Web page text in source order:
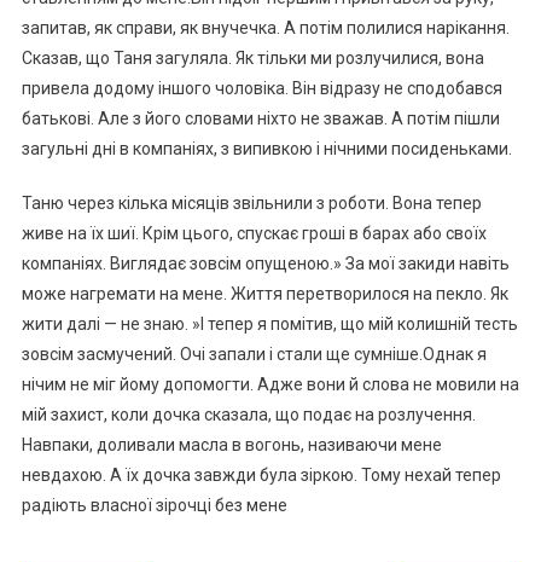
запитав, як справи, як внучечка. А потім полилися нарікання.
Сказав, що Таня загуляла. Як тільки ми розлучилися, вона
привела додому іншого чоловіка. Він відразу не сподобався
батькові. Але з його словами ніхто не зважав. А потім пішли
загульні дні в компаніях, з випивкою і нічними посиденьками.
Таню через кілька місяців звільнили з роботи. Вона тепер
живе на їх шиї. Крім цього, спускає гроші в барах або своїх
компаніях. Виглядає зовсім опущеною.» За мої закиди навіть
може нагремати на мене. Життя перетворилося на пекло. Як
жити далі — не знаю. »І тепер я помітив, що мій колишній тесть
зовсім засмучений. Очі запали і стали ще сумніше.Однак я
нічим не міг йому допомогти. Адже вони й слова не мовили на
мій захист, коли дочка сказала, що подає на розлучення.
Навпаки, доливали масла в вогонь, називаючи мене
невдахою. А їх дочка завжди була зіркою. Тому нехай тепер
радіють власної зірочці без мене